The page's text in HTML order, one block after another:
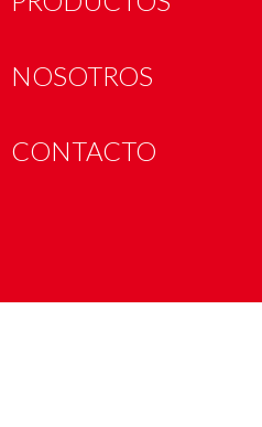
NOSOTROS
CONTACTO